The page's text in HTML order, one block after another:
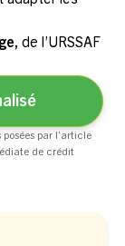
de l’URSSAF
par l’article
de crédit